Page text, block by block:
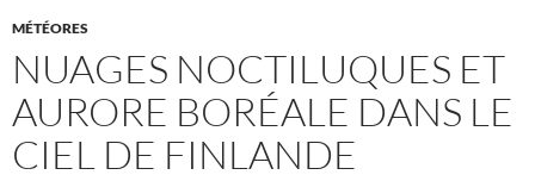
MÉTÉORES
NUAGES NOCTILUQUES ET
AURORE BORÉALE DANS LE
CIEL DE FINLANDE